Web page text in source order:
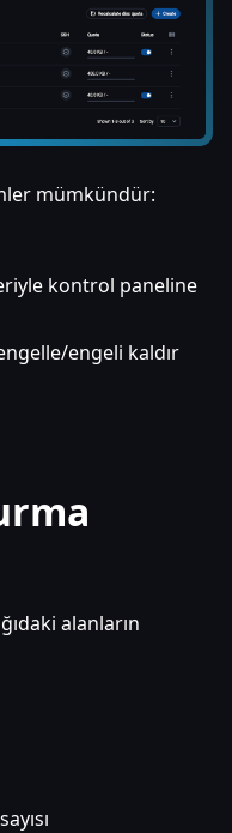
mümkündür:
kontrol paneline
engeli kaldır
alanların